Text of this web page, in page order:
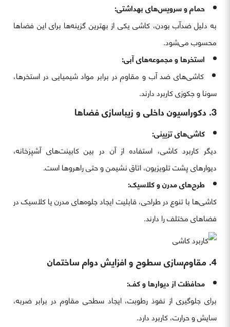
حمام و سرویس‌های بهداشتی:
به دلیل ضدآب بودن، کاشی یکی از بهترین گزینه‌ها برای این فضاها
محسوب می‌شود.
استخرها و مجموعه‌های آبی:
کاشی‌های ضد آب و مقاوم در برابر مواد شیمیایی در استخرها،
سونا و جکوزی کاربرد دارند.
3. دکوراسیون داخلی و زیباسازی فضاها
کاشی‌های تزیینی:
دیگر کاربرد کاشی، استفاده از آن در بین کابینت‌های آشپزخانه،
دیوارهای پشت تلویزیون، اتاق نشیمن و حتی راهروها است.
طرح‌های مدرن و کلاسیک:
کاشی‌ها با تنوع در طراحی، قابلیت ایجاد جلوه‌های مدرن یا کلاسیک در
فضاهای مختلف را دارند.
4. مقاوم‌سازی سطوح و افزایش دوام ساختمان
محافظت از دیوارها و کف:
برای جلوگیری از نفوذ رطوبت، ایجاد سطحی مقاوم در برابر ضربه،
سایش و حرارت، کاربرد دارد.